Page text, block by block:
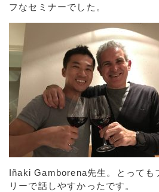
フなセミナーでした。
Iñaki Gamborena先生。とっても
リーで話しやすかったです。